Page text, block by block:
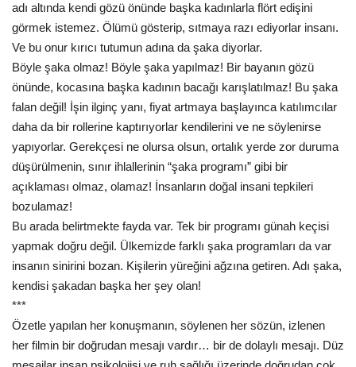
adı altında kendi gözü önünde başka kadınlarla flört edişini
görmek istemez. Ölümü gösterip, sıtmaya razı ediyorlar insanı.
Ve bu onur kırıcı tutumun adına da şaka diyorlar.
Böyle şaka olmaz! Böyle şaka yapılmaz! Bir bayanın gözü
önünde, kocasına başka kadının bacağı karışlatılmaz! Bu şaka
falan değil! İşin ilginç yanı, fiyat artmaya başlayınca katılımcılar
daha da bir rollerine kaptırıyorlar kendilerini ve ne söylenirse
yapıyorlar. Gerekçesi ne olursa olsun, ortalık yerde zor duruma
düşürülmenin, sınır ihlallerinin “şaka programı” gibi bir
açıklaması olmaz, olamaz! İnsanların doğal insani tepkileri
bozulamaz!
Bu arada belirtmekte fayda var. Tek bir programı günah keçisi
yapmak doğru değil. Ülkemizde farklı şaka programları da var
insanın sinirini bozan. Kişilerin yüreğini ağzına getiren. Adı şaka,
kendisi şakadan başka her şey olan!
***
Özetle yapılan her konuşmanın, söylenen her sözün, izlenen
her filmin bir doğrudan mesajı vardır… bir de dolaylı mesajı. Düz